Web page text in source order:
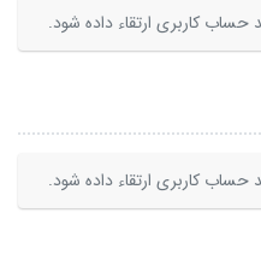
کاربری ارتقاء داده شود.
کاربری ارتقاء داده شود.